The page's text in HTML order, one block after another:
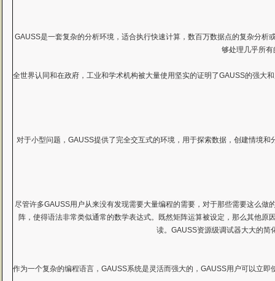
GAUSS是一套复杂的分析环境，适合执行快速计算，数百万数据点的复杂分
够处理几乎所
全世界认同和在政府，工业和学术机构被大量使用坚实的证明了GAUSS的强大
对于小型问题，GAUSS提供了完全交互式的环境，用于探索数据，创建情境
尽管许多GAUSS用户从来没有发现需要大量编程的需要，对于那些需要这么
阵，使得语法非常类似通常的数学表达式。既然矩阵运算被设定，那么其他
读。GAUSS资源级调试器大大的简
作为一个复杂的编程语言，GAUSS系统是灵活而强大的，GAUSS用户可以立